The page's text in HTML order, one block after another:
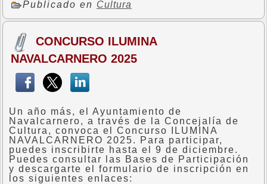
Publicado en Cultura
CONCURSO ILUMINA
NAVALCARNERO 2025
Un año más, el Ayuntamiento de
Navalcarnero, a través de la Concejalía de
Cultura, convoca el Concurso ILUMINA
NAVALCARNERO 2025. Para participar,
puedes inscribirte hasta el 9 de diciembre.
Puedes consultar las Bases de Participación
y descargarte el formulario de inscripción en
los siguientes enlaces: